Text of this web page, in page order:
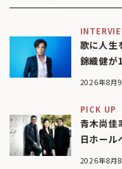
歌に人生
錦織健が
2026年8月
PICK UP
青木尚佳
日ホール
2026年8月